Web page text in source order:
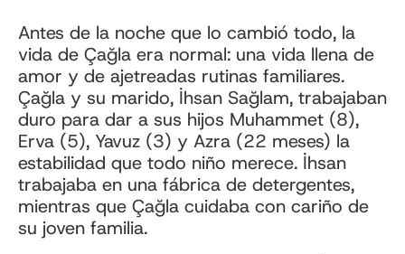
Antes de la noche que lo cambió todo, la
vida de Çağla era normal: una vida llena de
amor y de ajetreadas rutinas familiares.
Çağla y su marido, İhsan Sağlam, trabajaban
duro para dar a sus hijos Muhammet (8),
Erva (5), Yavuz (3) y Azra (22 meses) la
estabilidad que todo niño merece. İhsan
trabajaba en una fábrica de detergentes,
mientras que Çağla cuidaba con cariño de
su joven familia.